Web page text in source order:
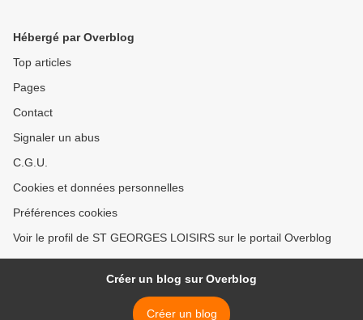
Hébergé par Overblog
Top articles
Pages
Contact
Signaler un abus
C.G.U.
Cookies et données personnelles
Préférences cookies
Voir le profil de ST GEORGES LOISIRS sur le portail Overblog
Créer un blog sur Overblog
Créer un blog